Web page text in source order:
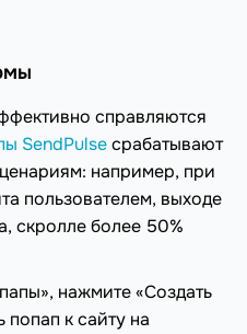
справляются
SendPulseсрабатывают
например, при
пользователем, выходе
скролле более 50%
нажмите «Создать
попап к сайту на